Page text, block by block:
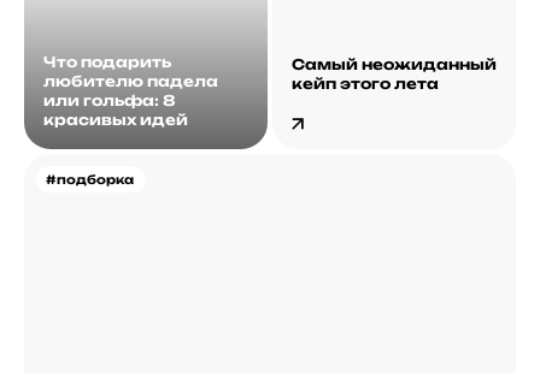
Что подарить
любителю падела
или гольфа: 8
красивых идей
#подборка
Самый неожиданный
кейп этого лета